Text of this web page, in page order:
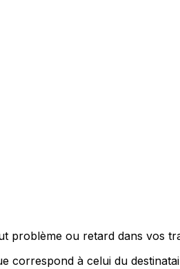
problème ou retard dans vos
correspond à celui du